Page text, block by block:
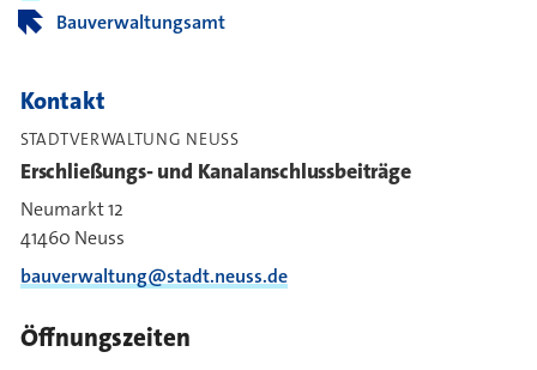
Bauverwaltungsamt
Kontakt
STADTVERWALTUNG NEUSS
Erschließungs- und Kanalanschlussbeiträge
Neumarkt 12
41460 Neuss
bauverwaltung@stadt.neuss.de
Öffnungszeiten